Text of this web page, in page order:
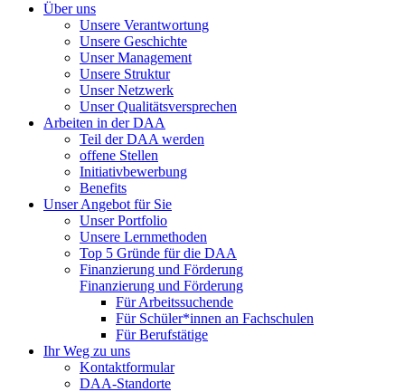
Über uns
Unsere Verantwortung
Unsere Geschichte
Unser Management
Unsere Struktur
Unser Netzwerk
Unser Qualitätsversprechen
Arbeiten in der DAA
Teil der DAA werden
offene Stellen
Initiativbewerbung
Benefits
Unser Angebot für Sie
Unser Portfolio
Unsere Lernmethoden
Top 5 Gründe für die DAA
Finanzierung und Förderung
Finanzierung und Förderung
Für Arbeitssuchende
Für Schüler*innen an Fachschulen
Für Berufstätige
Ihr Weg zu uns
Kontaktformular
DAA-Standorte